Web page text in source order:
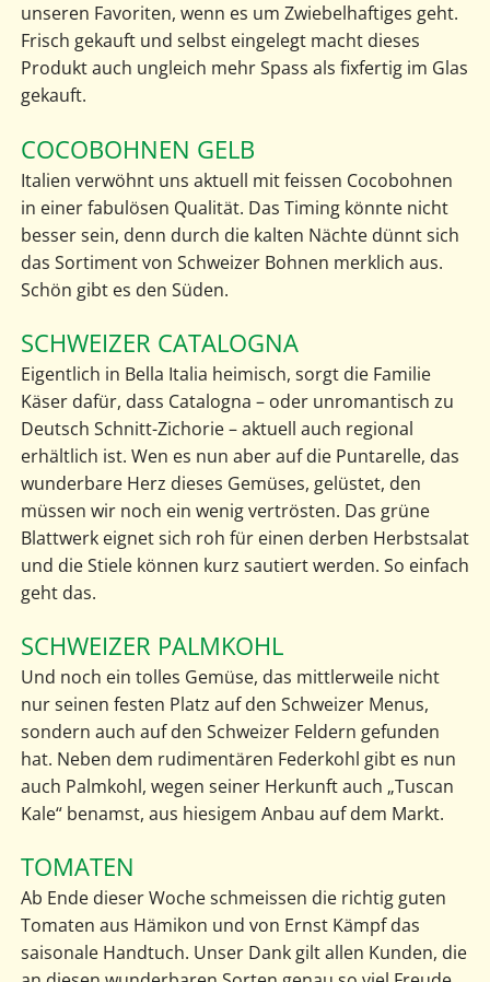
unseren Favoriten, wenn es um Zwiebelhaftiges geht.
Frisch gekauft und selbst eingelegt macht dieses
Produkt auch ungleich mehr Spass als fixfertig im Glas
gekauft.
COCOBOHNEN GELB
Italien verwöhnt uns aktuell mit feissen Cocobohnen
in einer fabulösen Qualität. Das Timing könnte nicht
besser sein, denn durch die kalten Nächte dünnt sich
das Sortiment von Schweizer Bohnen merklich aus.
Schön gibt es den Süden.
SCHWEIZER CATALOGNA
Eigentlich in Bella Italia heimisch, sorgt die Familie
Käser dafür, dass Catalogna – oder unromantisch zu
Deutsch Schnitt-Zichorie – aktuell auch regional
erhältlich ist. Wen es nun aber auf die Puntarelle, das
wunderbare Herz dieses Gemüses, gelüstet, den
müssen wir noch ein wenig vertrösten. Das grüne
Blattwerk eignet sich roh für einen derben Herbstsalat
und die Stiele können kurz sautiert werden. So einfach
geht das.
SCHWEIZER PALMKOHL
Und noch ein tolles Gemüse, das mittlerweile nicht
nur seinen festen Platz auf den Schweizer Menus,
sondern auch auf den Schweizer Feldern gefunden
hat. Neben dem rudimentären Federkohl gibt es nun
auch Palmkohl, wegen seiner Herkunft auch „Tuscan
Kale“ benamst, aus hiesigem Anbau auf dem Markt.
TOMATEN
Ab Ende dieser Woche schmeissen die richtig guten
Tomaten aus Hämikon und von Ernst Kämpf das
saisonale Handtuch. Unser Dank gilt allen Kunden, die